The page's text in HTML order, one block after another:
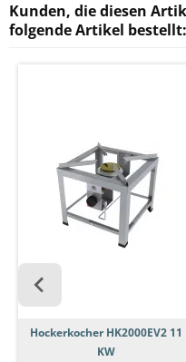
Kunden, die diesen
folgende Artikel bestellt:
Hockerkocher HK2000EV2 11
KW